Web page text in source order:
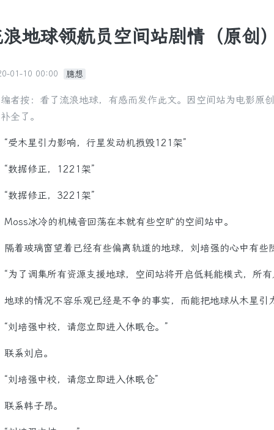
地球领航员空间站剧情（原创
01-10 00:00 臆想
编者按：看了流浪地球，有感而发作此文。因空间站为电影原
补全了。
木星引力影响，行星发动机损毁121架”
据修正，1221架”
据修正，3221架”
冰冷的机械音回荡在本就有些空旷的空间站中。
玻璃窗望着已经有些偏离轨道的地球，刘培强的心中有些
了调集所有资源支援地球，空间站将开启低耗能模式，所有
的情况不容乐观已经是不争的事实，而能把地球从木星引
培强中校，请您立即进入休眠仓。”
系刘启。
培强中校，请您立即进入休眠仓”
韩子昂。